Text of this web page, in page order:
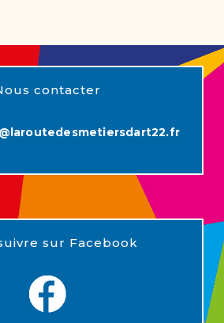
contacter
sur Facebook